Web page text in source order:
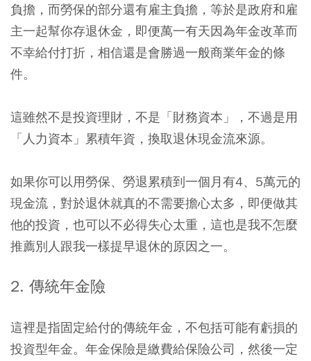
負擔，而勞保的部分還有雇主負擔，等於是政府和雇
主一起幫你存退休金，即便萬一有天因為年金改革而
不幸給付打折，相信還是會勝過一般商業年金的條
件。
這雖然不是投資理財，不是「財務資本」，不過是用
「人力資本」累積年資，換取退休現金流來源。
如果你可以用勞保、勞退累積到一個月有4、5萬元的
現金流，對於退休就真的不需要擔心太多，即便做其
他的投資，也可以不必得失心太重，這也是我不怎麼
推薦別人跟我一樣提早退休的原因之一。
2. 傳統年金險
這裡是指固定給付的傳統年金，不包括可能有虧損的
投資型年金。年金保險是繳費給保險公司，然後一定